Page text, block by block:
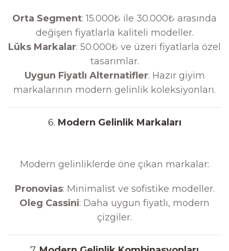
Orta Segment: 15.000₺ ile 30.000₺ arasında
değişen fiyatlarla kaliteli modeller.
Lüks Markalar: 50.000₺ ve üzeri fiyatlarla özel
tasarımlar.
Uygun Fiyatlı Alternatifler: Hazır giyim
markalarının modern gelinlik koleksiyonları.
6. Modern Gelinlik Markaları
Modern gelinliklerde öne çıkan markalar:
Pronovias: Minimalist ve sofistike modeller.
Oleg Cassini: Daha uygun fiyatlı, modern
çizgiler.